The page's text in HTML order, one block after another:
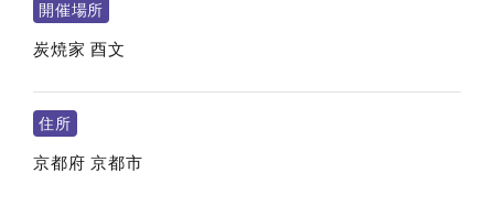
開催場所
炭焼家 酉文
住所
京都府 京都市